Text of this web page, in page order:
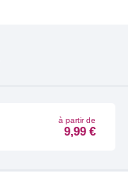
à partir de
9,99 €